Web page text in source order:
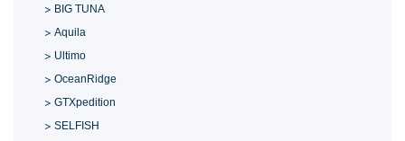
BIG TUNA
Aquila
Ultimo
OceanRidge
GTXpedition
SELFISH